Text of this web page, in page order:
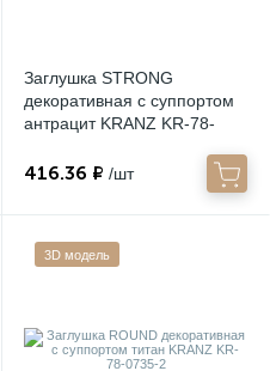
Заглушка STRONG
декоративная с суппортом
антрацит KRANZ KR-78-
416.36 ₽ /шт
3D модель